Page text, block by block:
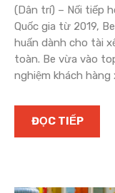
(Dân trí) – Nối tiếp
Quốc gia từ 2019,
huấn dành cho tài
toàn. Be vừa vào
nghiệm khách hàng
ĐỌC TIẾP